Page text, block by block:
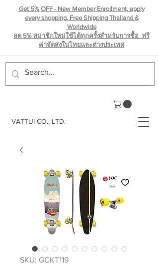
VATTUI CO., LTD.
Get 5% OFF - New Member Enrollment, apply
every shopping. Free Shipping Thailand &
Worldwide
ลด 5% สมาชิกใหม่ใช้ได้ทุกครั้งสำหรับการซื้อ ฟรี
ค่าจัดส่งในไทยเเละต่างประเทศ
SKU: GCKT119